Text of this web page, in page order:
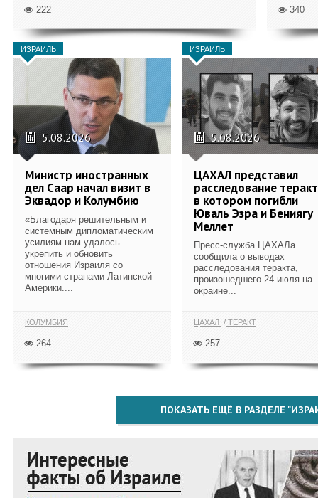
222 340
ИЗРАИЛЬ
5.08.2026
Министр иностранных
дел Саар начал визит в
Эквадор и Колумбию
«Благодаря решительным и
системным дипломатическим
усилиям нам удалось
укрепить и обновить
отношения Израиля со
многими странами Латинской
Америки....
КОЛУМБИЯ
264
ИЗРАИЛЬ
5.08.2026
ЦАХАЛ представил
расследование
в котором погибли
Юваль Эзра и Бениягу
Меллет
Пресс-служба ЦАХАЛа
сообщила о выводах
расследования теракта,
произошедшего 24 июля на
окраине...
ЦАХАЛ ТЕРАКТ
257
ПОКАЗАТЬ ЕЩЁ В РАЗДЕЛЕ